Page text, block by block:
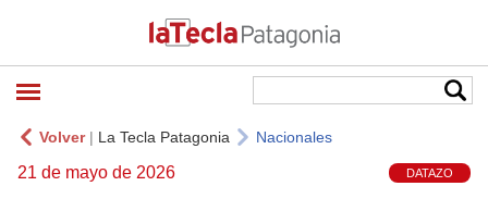
Volver| La Tecla Patagonia Nacionales
21 de mayo de 2026 DATAZO